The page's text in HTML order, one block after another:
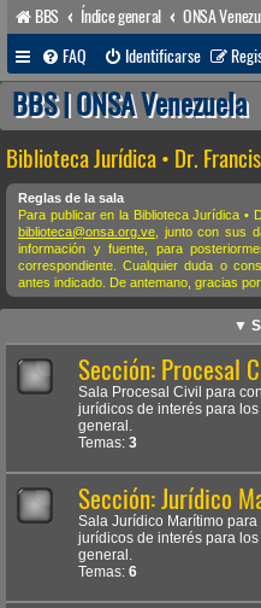
BBS Índice general
FAQ
Identificarse
BBS | ONSA Venezuela
Biblioteca Jurídica • Dr.
Reglas de la sala
Para publicar en la Biblioteca Jurídica •
biblioteca@onsa.org.ve , junto con sus
información y fuente, para
correspondiente. Cualquier duda o
antes indicado. De antemano, gracias
▼
Sección: Procesal
Sala Procesal Civil para
jurídicos de interés para
general.
Temas: 3
Sección: Jurídico
Sala Jurídico Marítimo
jurídicos de interés para
general.
Temas: 6